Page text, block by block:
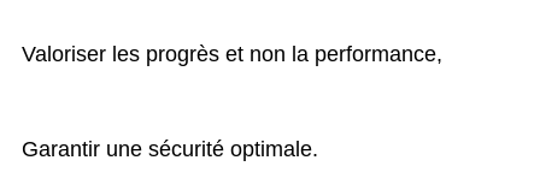
Valoriser les progrès et non la performance,
Garantir une sécurité optimale.